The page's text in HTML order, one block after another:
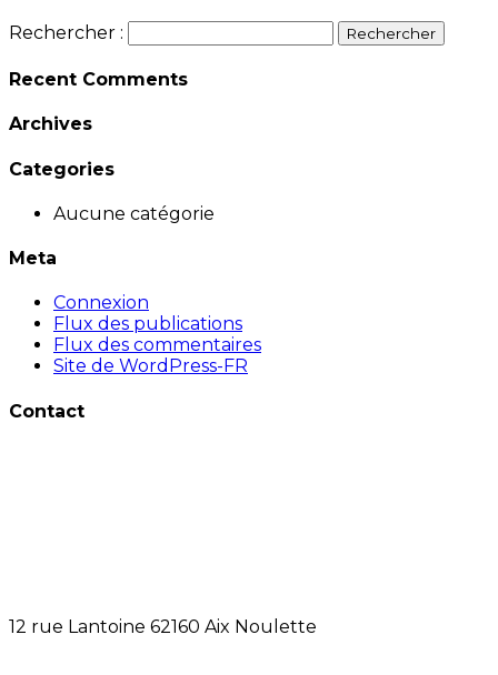
Rechercher :
Recent Comments
Archives
Categories
Aucune catégorie
Meta
Connexion
Flux des publications
Flux des commentaires
Site de WordPress-FR
Contact
12 rue Lantoine 62160 Aix Noulette